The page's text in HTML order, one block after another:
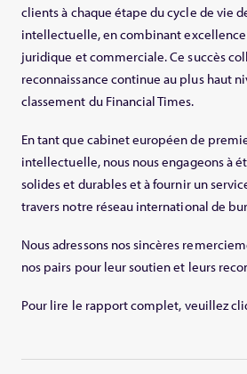
clients à chaque étape du cycle de vie
intellectuelle, en combinant
juridique et commerciale. Ce succès
reconnaissance continue au plus haut
classement du Financial Times.
En tant que cabinet européen de
intellectuelle, nous nous engageons à
solides et durables et à fournir un
travers notre réseau international de
Nous adressons nos sincères
nos pairs pour leur soutien et leurs
Pour lire le rapport complet, veuillez